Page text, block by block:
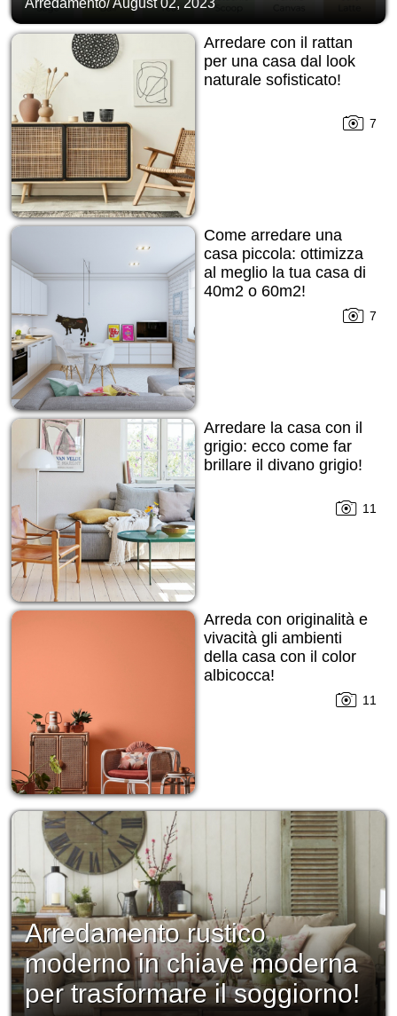
Arredamento/August 02, 2023
Arredare con il rattan
per una casa dal look
naturale sofisticato!
7
Come arredare una
casa piccola: ottimizza
al meglio la tua casa di
40m2 o 60m2!
7
Arredare la casa con il
grigio: ecco come far
brillare il divano grigio!
11
Arreda con originalità e
vivacità gli ambienti
della casa con il color
albicocca!
11
Arredamento rustico
moderno in chiave moderna
per trasformare il soggiorno!